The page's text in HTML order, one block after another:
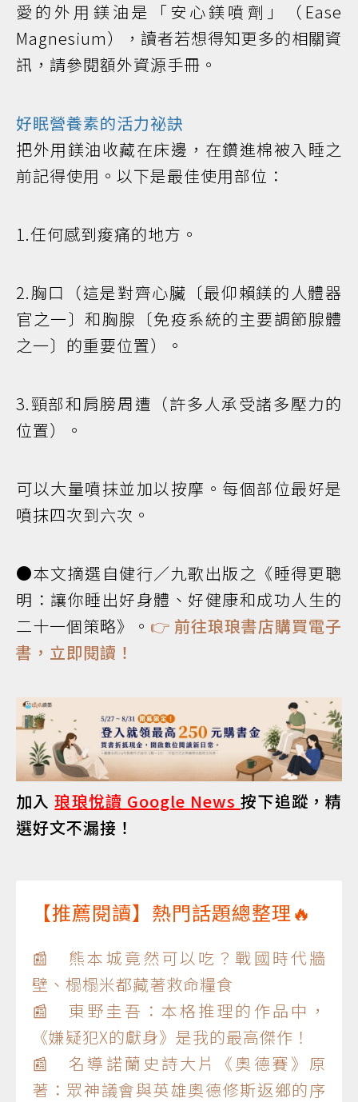
愛的外用鎂油是「安心鎂噴劑」（Ease
Magnesium），讀者若想得知更多的相關資
訊，請參閱額外資源手冊。
好眠營養素的活力祕訣
把外用鎂油收藏在床邊，在鑽進棉被入睡之
前記得使用。以下是最佳使用部位：
1.任何感到痠痛的地方。
2.胸口（這是對齊心臟〔最仰賴鎂的人體器
官之一〕和胸腺〔免疫系統的主要調節腺體
之一〕的重要位置）。
3.頸部和肩膀周遭（許多人承受諸多壓力的
位置）。
可以大量噴抹並加以按摩。每個部位最好是
噴抹四次到六次。
●本文摘選自健行／九歌出版之《睡得更聰
明：讓你睡出好身體、好健康和成功人生的
二十一個策略》。 👉 前往琅琅書店購買電子
書，立即閱讀！
加入琅琅悅讀 Google News按下追蹤，精
選好文不漏接！
【推薦閱讀】熱門話題總整理🔥
📰 熊本城竟然可以吃？戰國時代牆
壁、榻榻米都藏著救命糧食
📰 東野圭吾：本格推理的作品中，
《嫌疑犯X的獻身》是我的最高傑作！
📰 名導諾蘭史詩大片《奧德賽》原
著：眾神議會與英雄奧德修斯返鄉的序